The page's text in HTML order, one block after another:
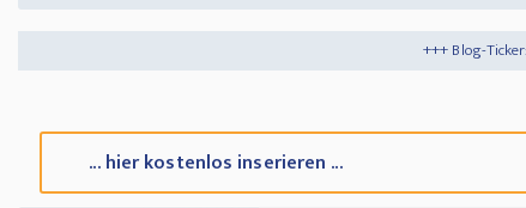
+++ Blog-Ticker: +++Tipps und
... hier kostenlos inserieren ...